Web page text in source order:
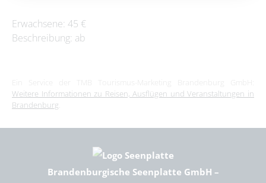
Erwachsene: 45 €
Beschreibung: ab
Weitere Informationen zu Reisen, Ausflügen und Veranstaltungen in
Brandenburg
Brandenburgische Seenplatte GmbH –